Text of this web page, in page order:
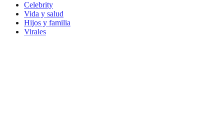
Celebrity
Vida y salud
Hijos y familia
Virales